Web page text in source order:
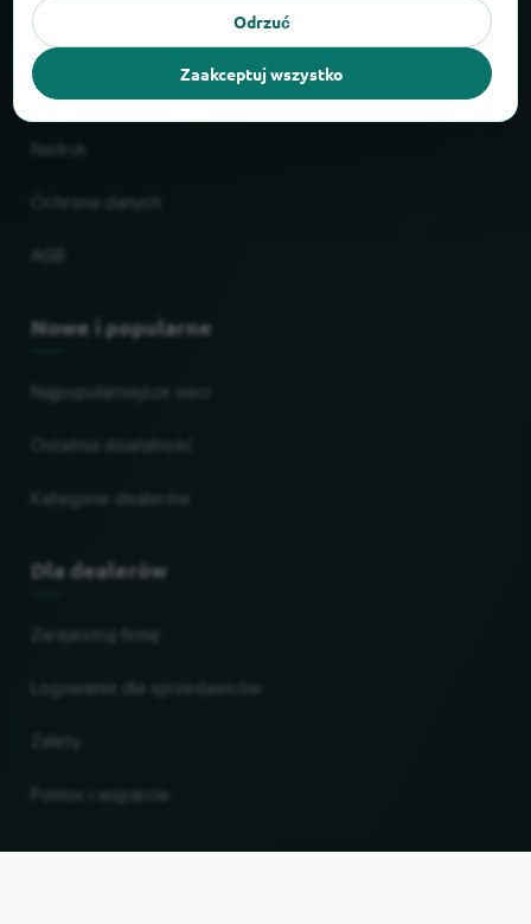
Partnerzy
Prawne
Ochrona danych
Nowe i popularne
Najpopularniejsze sieci
Dla dealerów
Zarejestruj firmę
Logowanie dla sprzedawców
Odrzuć
Zaakceptuj wszystko